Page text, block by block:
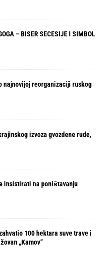
– BISER SECESIJE I SIMBOL
najnovijoj reorganizaciji ruskog
izvoza gvozdene rude,
insistirati na poništavanju
100 hektara suve trave i
„Kamov“